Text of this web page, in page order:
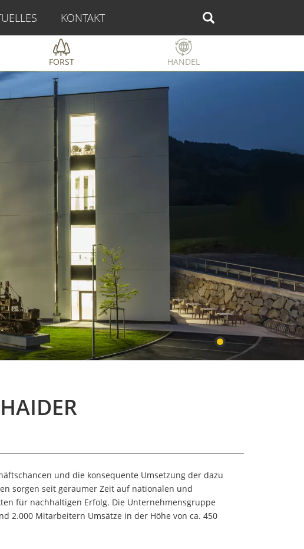
KONTAKT
FORST HANDEL
und die konsequente Umsetzung der dazu
sorgen seit geraumer Zeit auf nationalen und
für nachhaltigen Erfolg. Die Unternehmensgruppe
2.000 Mitarbeitern Umsätze in der Höhe von ca. 450